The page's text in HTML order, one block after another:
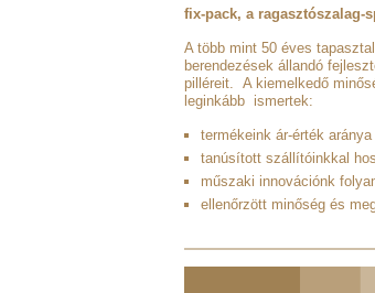
fix-pack, a ragasztószalag-
A több mint 50 éves
berendezések állandó
pilléreit. A kiemelkedő
leginkább ismertek:
termékeink ár-érték
tanúsított szállítóinkkal
műszaki innovációnk
ellenőrzött minőség és